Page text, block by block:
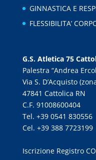
GINNASTICA E
FLESSIBILITA’
G.S. Atletica 75
Palestra “Andrea
Via S. D’Acquisto
47841 Cattolica RN
C.F. 91008600404
Tel. +39 0541 830556
Cel. +39 388 7723199
Iscrizione Registro